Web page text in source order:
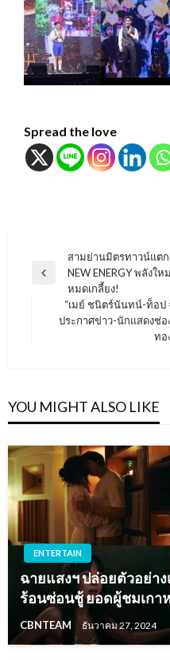
Spread the love
แนะแนว
เรื่อง
Previous
สามย่านมิตรทาวน์แต
NEW ENERGY พลังใ
หมดเกลี้ยง!
Next
“เมย์ ชนิตร์นันทน์-ท็อป
ประกาศข่าว-นักแสดงช่อ
ทอ
YOU MIGHT ALSO LIKE
ENTERTAIN
ฉายแสงฯ ปล่อยตัวอย่าง
ร้อนซ่อนชู้ ยอดผู้ชมเกา
CBNTEAM ธันวาคม 27, 2024